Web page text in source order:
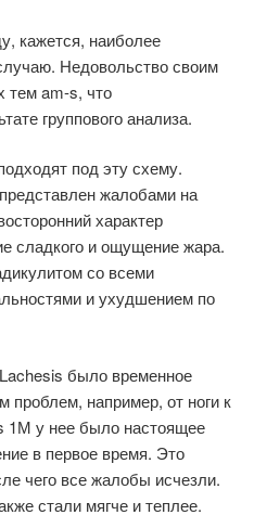
кажется, наиболее
Недовольство своим
тем am-s, что
группового анализа.
под эту схему.
жалобами на
характер
сладкого и ощущение жара.
со всеми
и ухудшением по
было временное
например, от ноги к
1М у нее было настоящее
в первое время. Это
чего все жалобы исчезли.
стали мягче и теплее.